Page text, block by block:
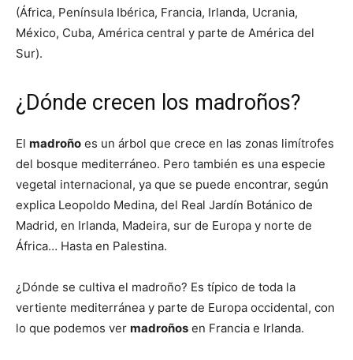
(África, Península Ibérica, Francia, Irlanda, Ucrania,
México, Cuba, América central y parte de América del
Sur).
¿Dónde crecen los madroños?
El madroño es un árbol que crece en las zonas limítrofes
del bosque mediterráneo. Pero también es una especie
vegetal internacional, ya que se puede encontrar, según
explica Leopoldo Medina, del Real Jardín Botánico de
Madrid, en Irlanda, Madeira, sur de Europa y norte de
África… Hasta en Palestina.
¿Dónde se cultiva el madroño? Es típico de toda la
vertiente mediterránea y parte de Europa occidental, con
lo que podemos ver madroños en Francia e Irlanda.